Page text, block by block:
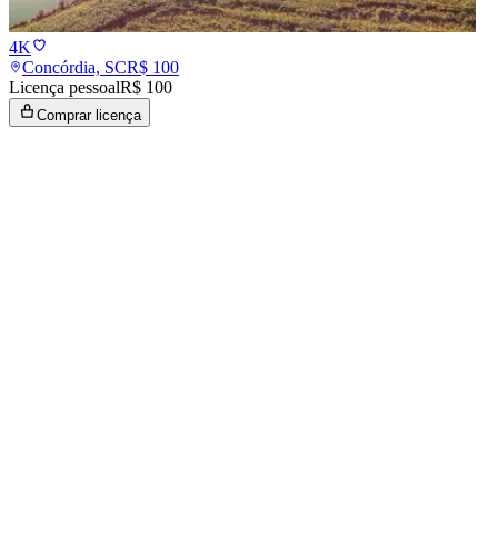
4K
Concórdia, SCR$ 100
Licença pessoalR$ 100
Comprar licença